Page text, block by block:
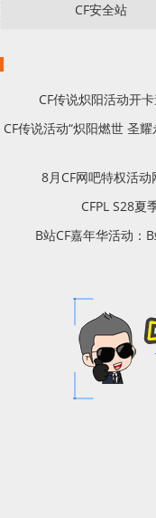
CF安全站
CF传说炽阳活动开
CF传说活动“炽阳燃世 圣
8月CF网吧特权活
CFPL S28夏
B站CF嘉年华活动：